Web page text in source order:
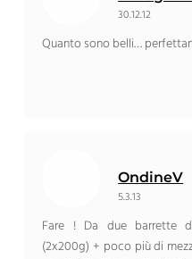
30.12.12
Quanto sono belli…
OndineV
5.3.13
Fare ! Da due barrette
(2x200g) + poco più di